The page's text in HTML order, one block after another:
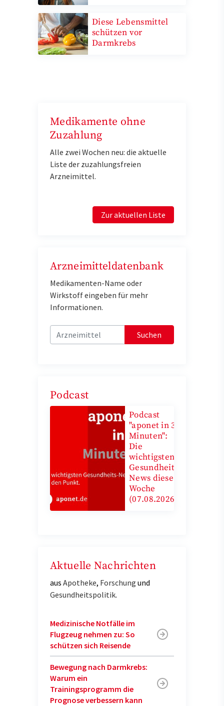
Diese Lebensmittel
schützen vor
Darmkrebs
Medikamente ohne
Zuzahlung
Alle zwei Wochen neu: die aktuelle
Liste der zuzahlungsfreien
Arzneimittel.
Zur aktuellen Liste
Arzneimitteldatenbank
Medikamenten-Name oder
Wirkstoff eingeben für mehr
Informationen.
Suchen
Podcast
Podcast
"aponet in 3
Minuten":
Die
wichtigsten
Gesundheits-
News diese
Woche
(07.08.2026)
Aktuelle Nachrichten
aus Apotheke, Forschung und
Gesundheitspolitik.
Medizinische Notfälle im
Flugzeug nehmen zu: So
schützen sich Reisende
Bewegung nach Darmkrebs:
Warum ein
Trainingsprogramm die
Prognose verbessern kann